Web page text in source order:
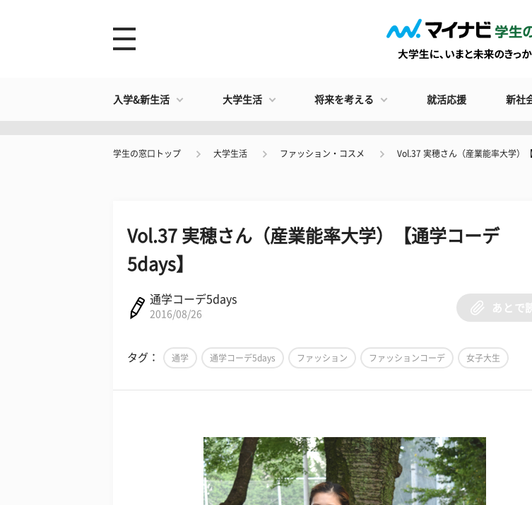
入学&新生活 大学生活 将来を考える 就活応援 新社
学生の窓口トップ 大学生活 ファッション・コスメ Vol.37 実穂さん（産業能率大学）
Vol.37 実穂さん（産業能率大学）【通学コーデ
5days】
通学コーデ5days
2016/08/26
あとで
タグ： 通学 通学コーデ5days ファッション ファッションコーデ 女子大生